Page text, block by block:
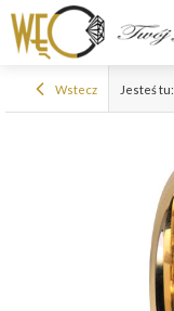
Wstecz Jesteś tu: